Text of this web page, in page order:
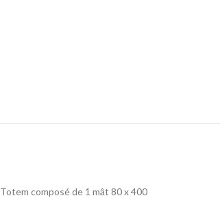
Totem composé de 1 mât 80 x 400